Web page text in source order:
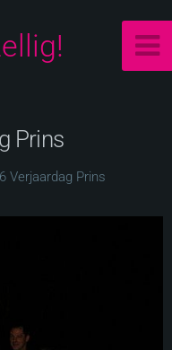
Prins
Verjaardag Prins